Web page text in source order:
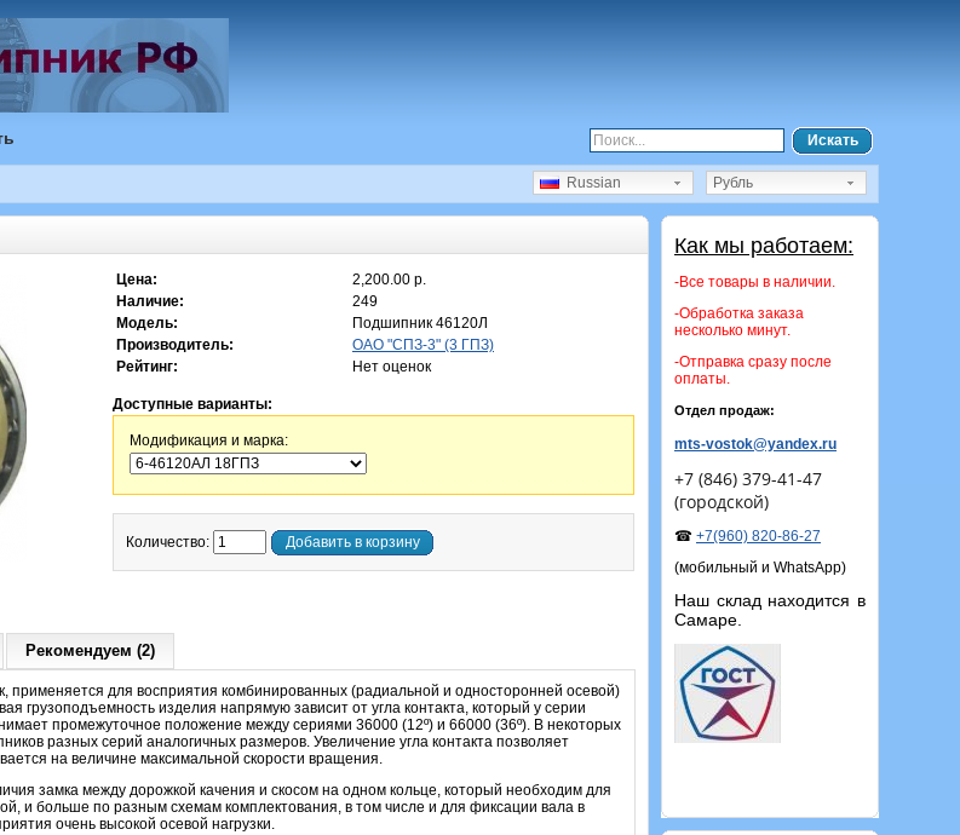
Искать
Рубль
Russian
Как мы работаем:
-Все товары в наличии.
-Обработка заказа
несколько минут.
-Отправка сразу после
оплаты.
Отдел продаж:
mts-vostok@yandex.ru
+7 (846) 379-41-47
(городской)
☎ +7(960) 820-86-27
(мобильный и WhatsApp)
Наш склад находится в
Самаре.
Цена:
2,200.00 р.
Наличие:
249
Модель:
Подшипник 46120Л
Производитель:
ОАО "СПЗ-3" (3 ГПЗ)
Рейтинг:
Нет оценок
Доступные варианты:
Модификация и марка:
Количество: Добавить в корзину
Рекомендуем (2)
для восприятия комбинированных (радиальной и односторонней осевой)
грузоподъемность изделия напрямую зависит от угла контакта, который у серии
промежуточное положение между сериями 36000 (12º) и 66000 (36º). В некоторых
разных серий аналогичных размеров. Увеличение угла контакта позволяет
на величине максимальной скорости вращения.
замка между дорожкой качения и скосом на одном кольце, который необходим для
и больше по разным схемам комплектования, в том числе и для фиксации вала в
очень высокой осевой нагрузки.